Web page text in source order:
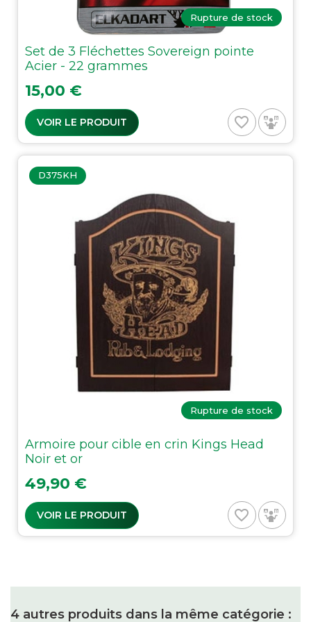
Rupture de stock
Set de 3 Fléchettes Sovereign pointe
Acier - 22 grammes
Prix
15,00 €
VOIR LE PRODUIT favorite_border
D375KH
Rupture de stock
Armoire pour cible en crin Kings Head
Noir et or
Prix
49,90 €
VOIR LE PRODUIT favorite_border
4 autres produits dans la même catégorie :